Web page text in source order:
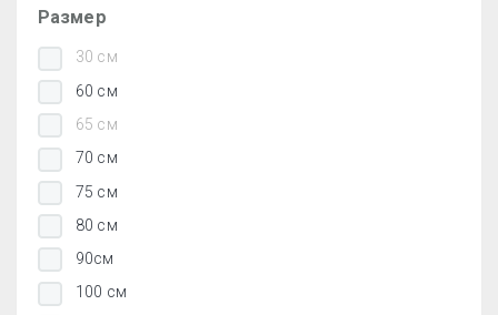
Размер
30 см
60 см
65 см
70 см
75 см
80 см
90см
100 см